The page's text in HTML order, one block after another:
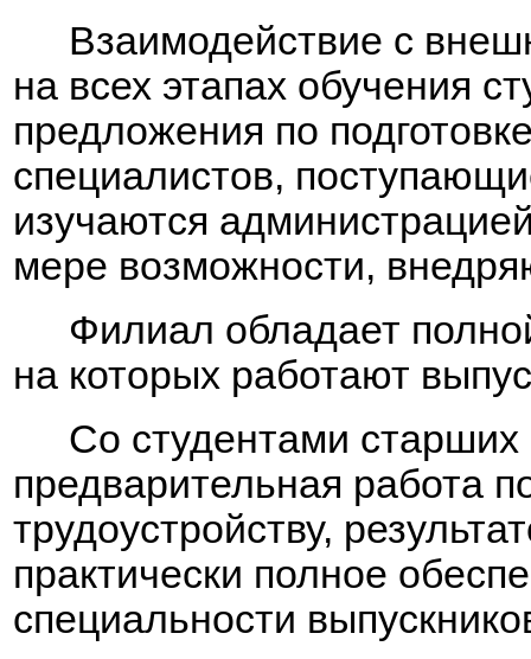
Взаимодействие с
на всех этапах обучения
предложения по
специалистов,
изучаются
мере возможности,
Филиал обладает
на которых работают
Со студентами старших
предварительная работа
трудоустройству,
практически полное
специальности